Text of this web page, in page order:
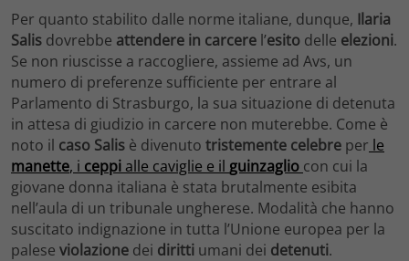
Per quanto stabilito dalle norme italiane, dunque, Ilaria
Salis dovrebbe attendere in carcere l’esito delle elezioni.
Se non riuscisse a raccogliere, assieme ad Avs, un
numero di preferenze sufficiente per entrare al
Parlamento di Strasburgo, la sua situazione di detenuta
in attesa di giudizio in carcere non muterebbe. Come è
noto il caso Salis è divenuto tristemente celebre per le
manette, i ceppialle caviglie e il guinzaglio con cui la
giovane donna italiana è stata brutalmente esibita
nell’aula di un tribunale ungherese. Modalità che hanno
suscitato indignazione in tutta l’Unione europea per la
palese violazione dei diritti umani dei detenuti.